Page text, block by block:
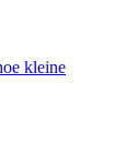
kleine